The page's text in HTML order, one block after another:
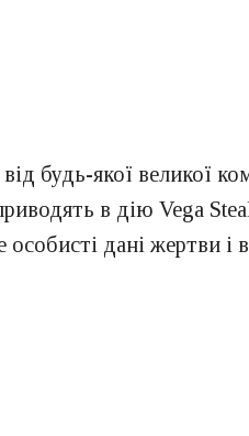
будь-якої великої
в дію Vega
дані жертви і